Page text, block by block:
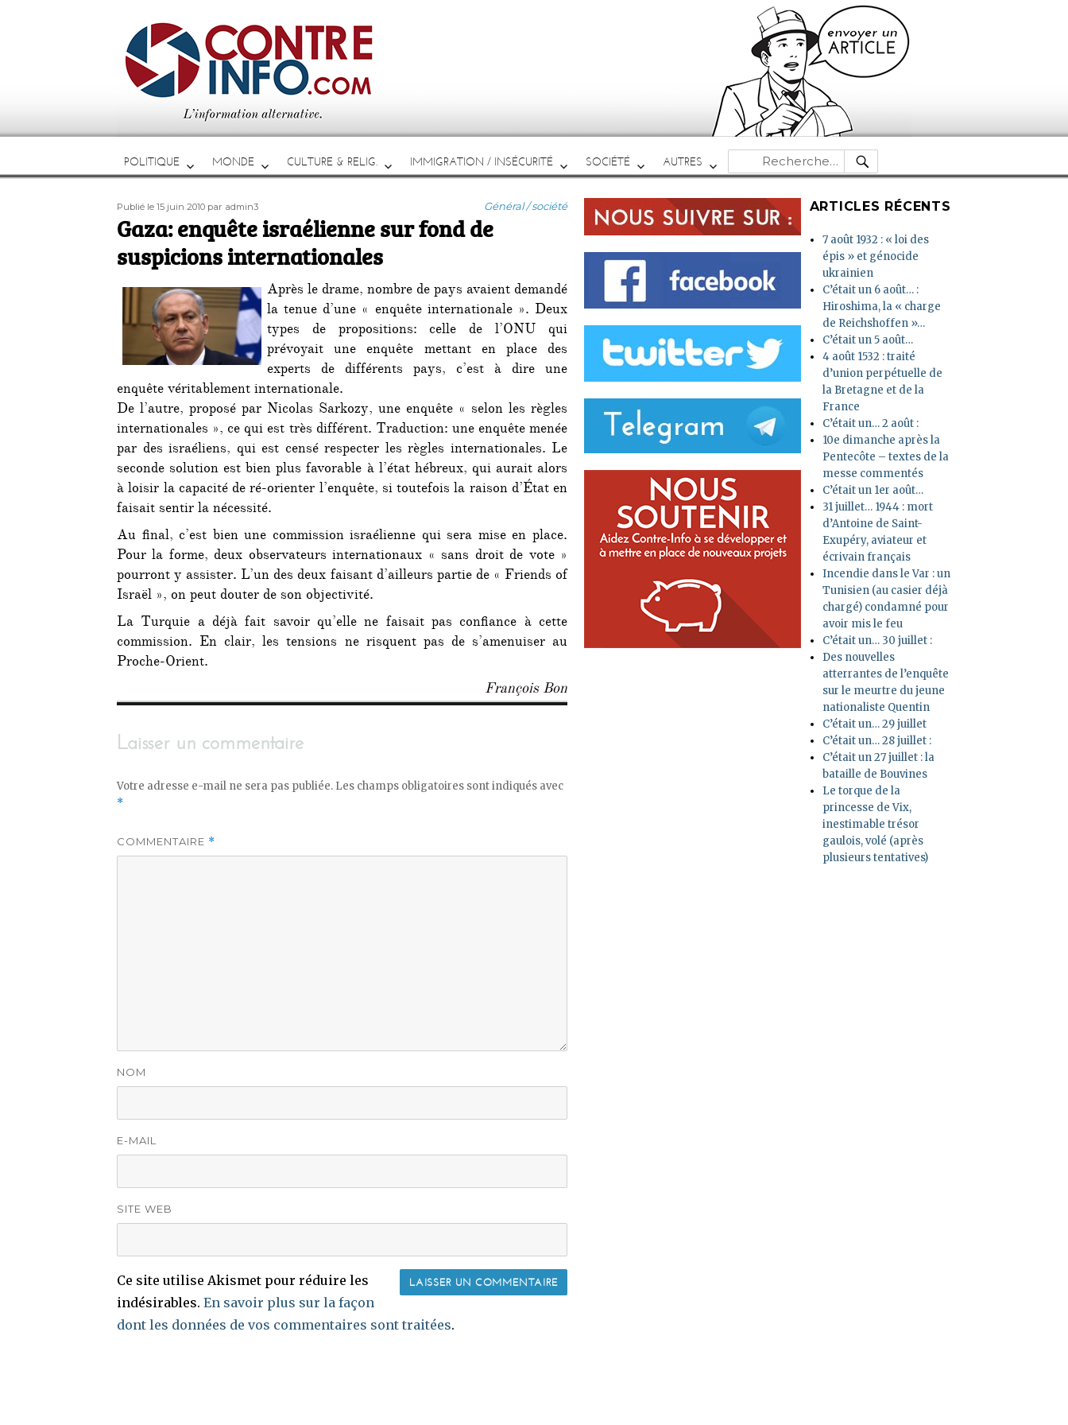
POLITIQUE MONDE CULTURE & RELIG. IMMIGRATION / INSÉCURITÉ SOCIÉTÉ AUTRES
Recherche
pour :
RECHERCHE
Publié
le
Publié le 15 juin 2010 Auteur
par admin3 Catégories
Général / société
Gaza: enquête israélienne sur fond de
suspicions internationales
Après le drame, nombre de pays avaient demandé
la tenue d’une « enquête internationale ». Deux
types de propositions: celle de l’ONU qui
prévoyait une enquête mettant en place des
experts de différents pays, c’est à dire une
enquête véritablement internationale.
De l’autre, proposé par Nicolas Sarkozy, une enquête « selon les règles
internationales », ce qui est très différent. Traduction: une enquête menée
par des israéliens, qui est censé respecter les règles internationales. Le
seconde solution est bien plus favorable à l’état hébreux, qui aurait alors
à loisir la capacité de ré-orienter l’enquête, si toutefois la raison d’État en
faisait sentir la nécessité.
Au final, c’est bien une commission israélienne qui sera mise en place.
Pour la forme, deux observateurs internationaux « sans droit de vote »
pourront y assister. L’un des deux faisant d’ailleurs partie de « Friends of
Israël », on peut douter de son objectivité.
La Turquie a déjà fait savoir qu’elle ne faisait pas confiance à cette
commission. En clair, les tensions ne risquent pas de s’amenuiser au
Proche-Orient.
François Bon
Laisser un commentaire
Votre adresse e-mail ne sera pas publiée. Les champs obligatoires sont indiqués avec
*
COMMENTAIRE *
NOM
E-MAIL
SITE WEB
Ce site utilise Akismet pour réduire les
indésirables. En savoir plus sur la façon
dont les données de vos commentaires sont traitées.
ARTICLES RÉCENTS
7 août 1932 : « loi des
épis » et génocide
ukrainien
C’était un 6 août… :
Hiroshima, la « charge
de Reichshoffen »…
C’était un 5 août…
4 août 1532 : traité
d’union perpétuelle de
la Bretagne et de la
France
C’était un… 2 août :
10e dimanche après la
Pentecôte – textes de la
messe commentés
C’était un 1er août…
31 juillet… 1944 : mort
d’Antoine de Saint-
Exupéry, aviateur et
écrivain français
Incendie dans le Var : un
Tunisien (au casier déjà
chargé) condamné pour
avoir mis le feu
C’était un… 30 juillet :
Des nouvelles
atterrantes de l’enquête
sur le meurtre du jeune
nationaliste Quentin
C’était un… 29 juillet
C’était un… 28 juillet :
C’était un 27 juillet : la
bataille de Bouvines
Le torque de la
princesse de Vix,
inestimable trésor
gaulois, volé (après
plusieurs tentatives)